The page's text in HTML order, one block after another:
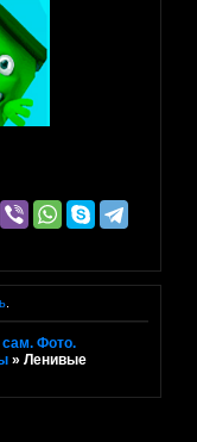
.
Фото.
»Ленивые